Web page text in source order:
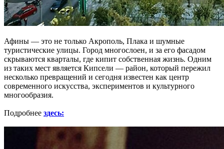
Афины — это не только Акрополь, Плака и шумные
туристические улицы. Город многослоен, и за его фасадом
скрываются кварталы, где кипит собственная жизнь. Одним
из таких мест является Кипсели — район, который пережил
несколько превращений и сегодня известен как центр
современного искусства, экспериментов и культурного
многообразия.
Подробнее здесь: